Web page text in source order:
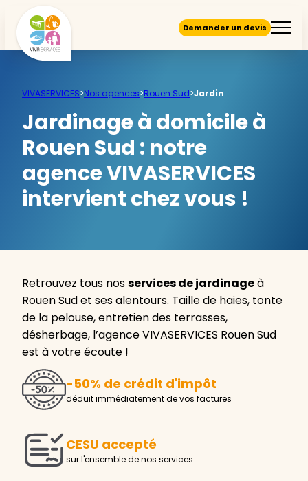
Demander un devis
VIVASERVICES>Nos agences>Rouen Sud>Jardin
Jardinage à domicile à
Rouen Sud : notre
agence VIVASERVICES
intervient chez vous !
Retrouvez tous nosservices de jardinageà
Rouen Sud et ses alentours. Taille de haies, tonte
de la pelouse, entretien des terrasses,
désherbage, l’agence VIVASERVICES Rouen Sud
est à votre écoute !
-50% de crédit d'impôt
déduit immédiatement de vos factures
CESU accepté
sur l'ensemble de nos services